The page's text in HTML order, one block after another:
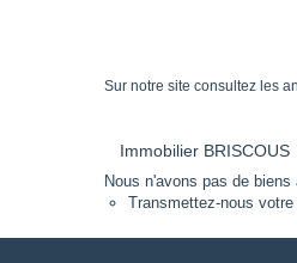
Sur notre site consultez les
Immobilier BRISCOUS
Nous n'avons pas de
Transmettez-nous votre